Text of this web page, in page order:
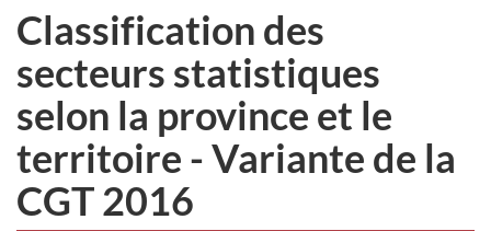
Classification des
secteurs statistiques
selon la province et le
territoire - Variante de la
CGT 2016